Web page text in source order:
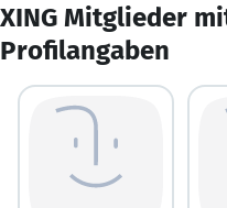
XING Mitglieder
Profilangaben